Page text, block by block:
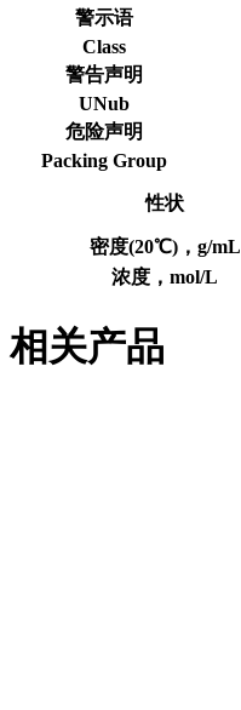
警示语
Class
警告声明
UNub
危险声明
Packing Group
性状
密度(20℃)，g/mL
浓度，mol/L
相关产品